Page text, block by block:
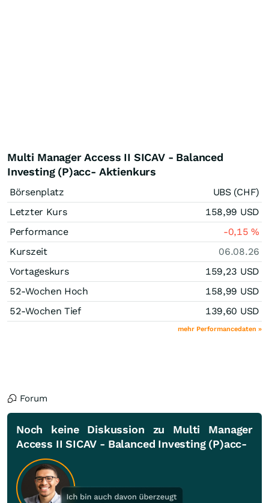
Multi Manager Access II SICAV - Balanced
Investing (P)acc- Aktienkurs
Börsenplatz
UBS (CHF)
Letzter Kurs
158,99 USD
Performance
-0,15%
Kurszeit
06.08.26
Vortageskurs
159,23 USD
52-Wochen Hoch
158,99 USD
52-Wochen Tief
139,60 USD
mehr Performancedaten »
Forum
Noch keine Diskussion zu Multi Manager
Access II SICAV - Balanced Investing (P)acc-